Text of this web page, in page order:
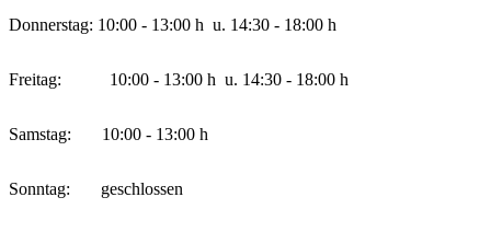
Donnerstag: 10:00 - 13:00 h u. 14:30 - 18:00 h
Freitag: 10:00 - 13:00 h u. 14:30 - 18:00 h
Samstag: 10:00 - 13:00 h
Sonntag: geschlossen